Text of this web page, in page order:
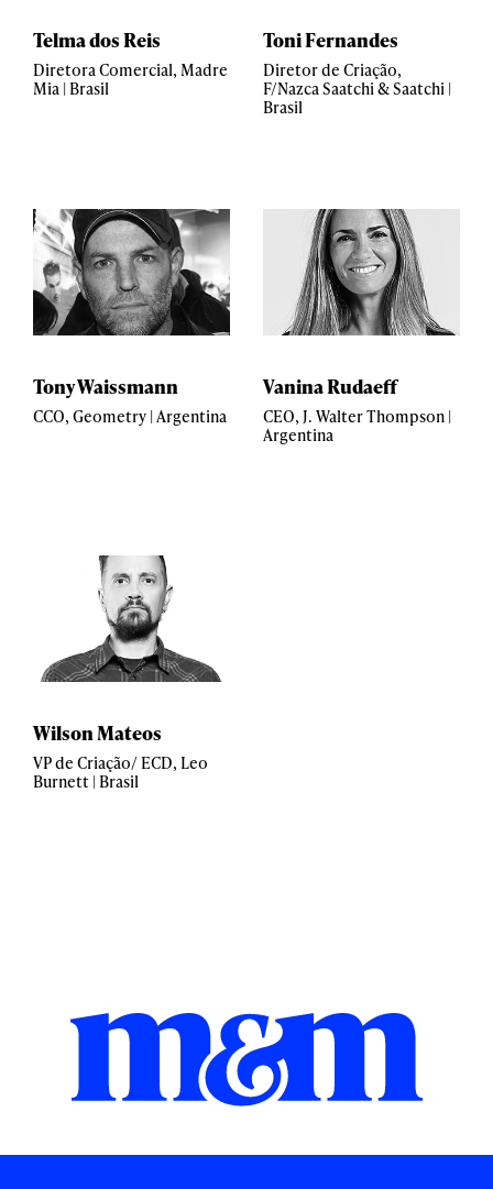
Telma dos Reis
Diretora Comercial, Madre
Mia | Brasil
Toni Fernandes
Diretor de Criação,
F/Nazca Saatchi & Saatchi |
Brasil
Tony Waissmann
CCO, Geometry | Argentina
Vanina Rudaeff
CEO, J. Walter Thompson |
Argentina
Wilson Mateos
VP de Criação/ ECD, Leo
Burnett | Brasil